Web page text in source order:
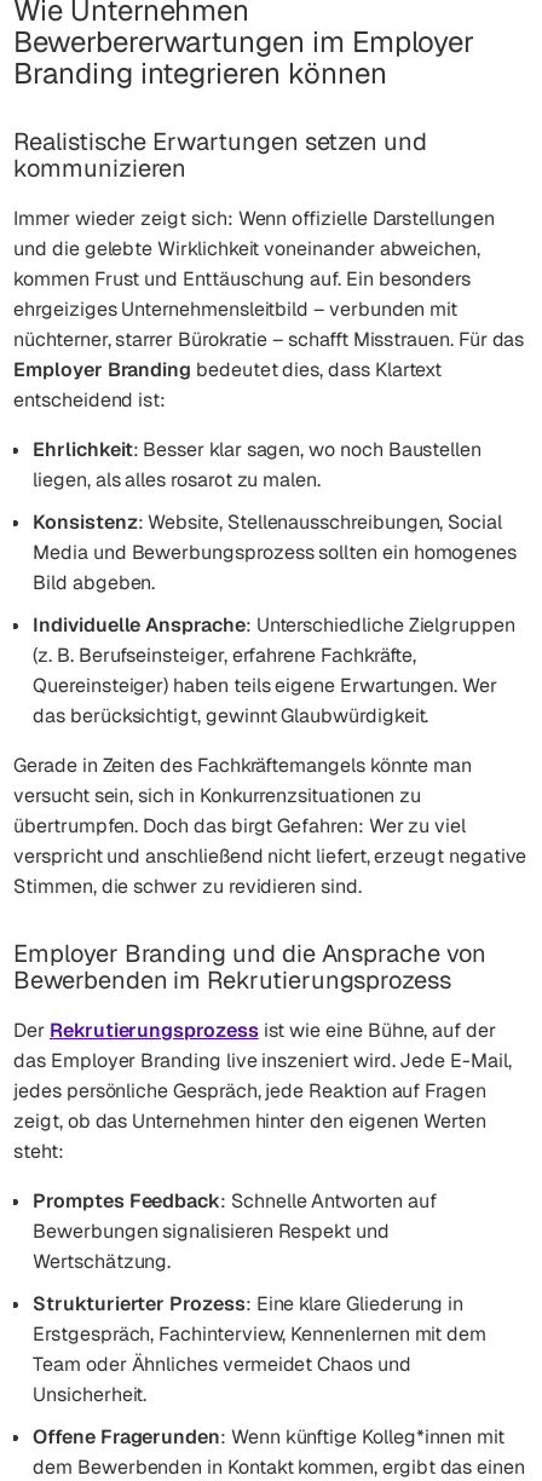
Wie Unternehmen
Bewerbererwartungen im Employer
Branding integrieren können
Realistische Erwartungen setzen und
kommunizieren
Immer wieder zeigt sich: Wenn offizielle Darstellungen
und die gelebte Wirklichkeit voneinander abweichen,
kommen Frust und Enttäuschung auf. Ein besonders
ehrgeiziges Unternehmensleitbild – verbunden mit
nüchterner, starrer Bürokratie – schafft Misstrauen. Für das
Employer Branding bedeutet dies, dass Klartext
entscheidend ist:
Ehrlichkeit: Besser klar sagen, wo noch Baustellen
liegen, als alles rosarot zu malen.
Konsistenz: Website, Stellenausschreibungen, Social
Media und Bewerbungsprozess sollten ein homogenes
Bild abgeben.
Individuelle Ansprache: Unterschiedliche Zielgruppen
(z. B. Berufseinsteiger, erfahrene Fachkräfte,
Quereinsteiger) haben teils eigene Erwartungen. Wer
das berücksichtigt, gewinnt Glaubwürdigkeit.
Gerade in Zeiten des Fachkräftemangels könnte man
versucht sein, sich in Konkurrenzsituationen zu
übertrumpfen. Doch das birgt Gefahren: Wer zu viel
verspricht und anschließend nicht liefert, erzeugt negative
Stimmen, die schwer zu revidieren sind.
Employer Branding und die Ansprache von
Bewerbenden im Rekrutierungsprozess
Der Rekrutierungsprozessist wie eine Bühne, auf der
das Employer Branding live inszeniert wird. Jede E-Mail,
jedes persönliche Gespräch, jede Reaktion auf Fragen
zeigt, ob das Unternehmen hinter den eigenen Werten
steht:
Promptes Feedback: Schnelle Antworten auf
Bewerbungen signalisieren Respekt und
Wertschätzung.
Strukturierter Prozess: Eine klare Gliederung in
Erstgespräch, Fachinterview, Kennenlernen mit dem
Team oder Ähnliches vermeidet Chaos und
Unsicherheit.
Offene Fragerunden: Wenn künftige Kolleg*innen mit
dem Bewerbenden in Kontakt kommen, ergibt das einen